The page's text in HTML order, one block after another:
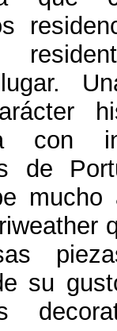
.
con
de
su